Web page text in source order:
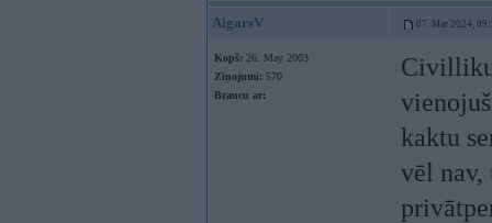
AigarsV 07. Mar 2024,
Kopš: 26. May 2003
Ziņojumi: 570
Braucu ar:
kaktu
vēl nav,